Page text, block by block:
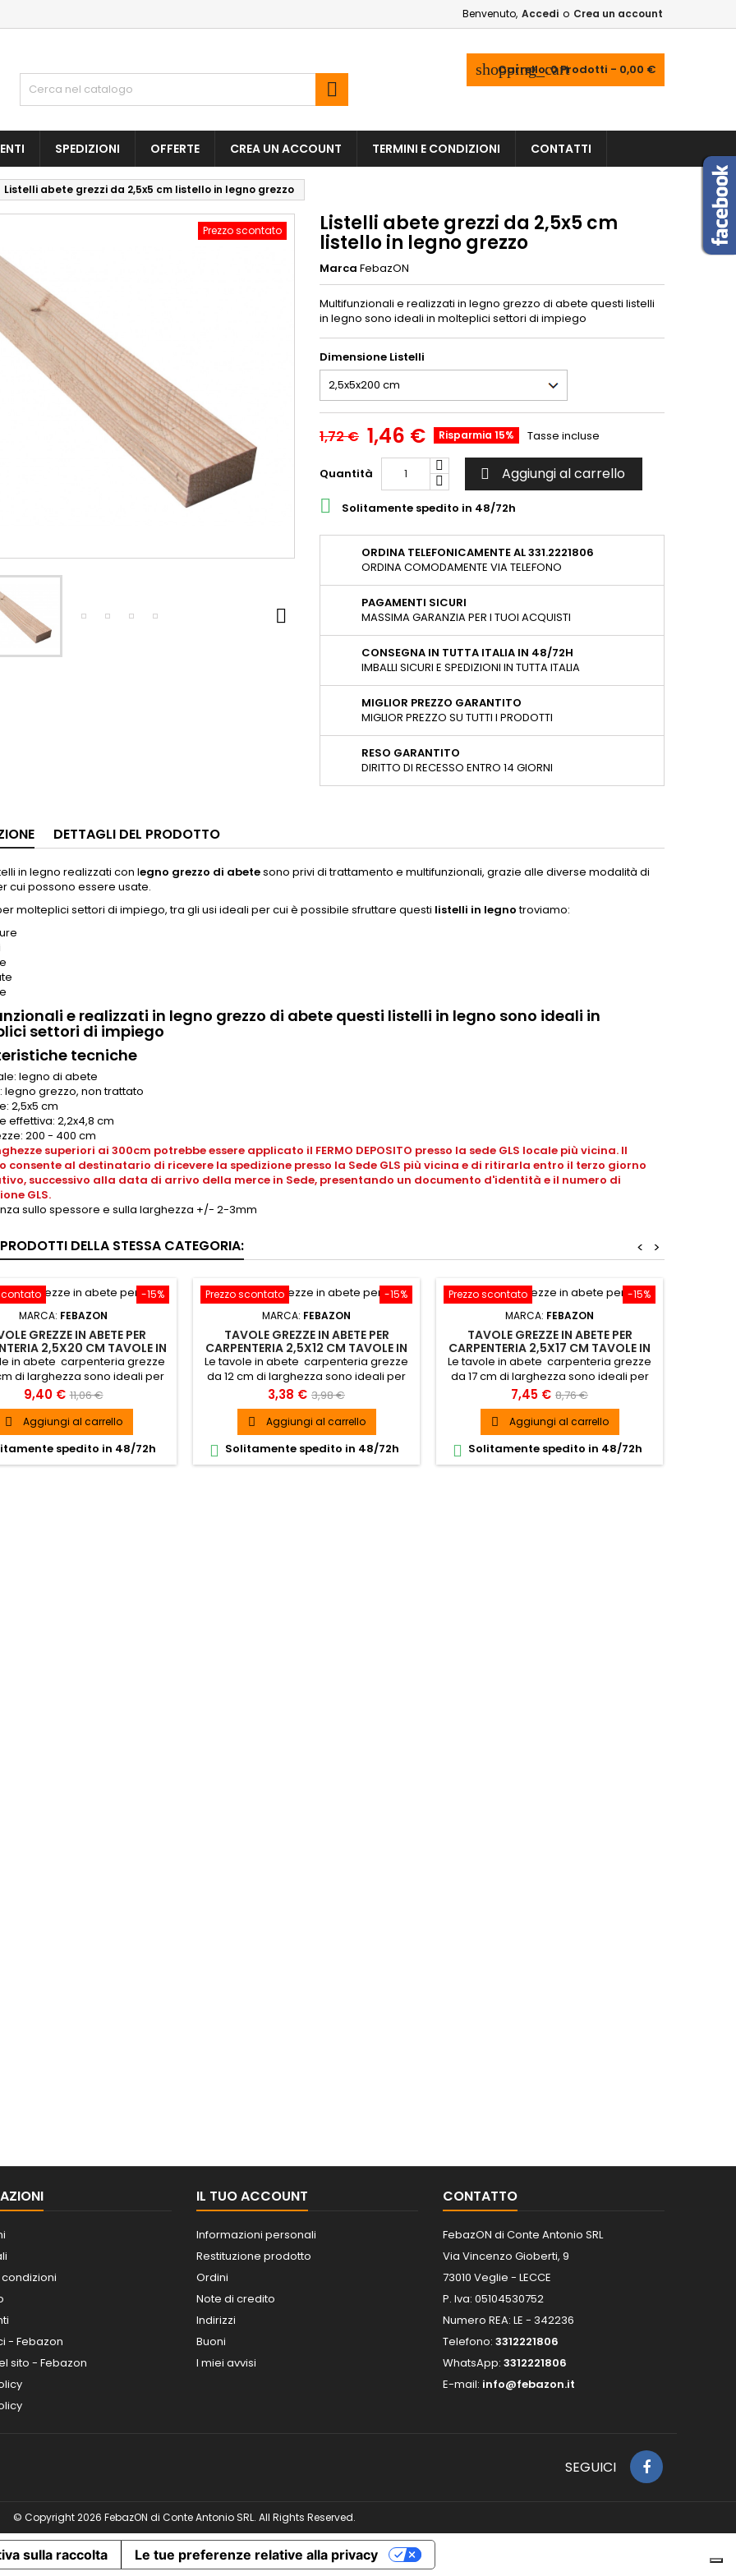
Benvenuto, Accedi o Crea un account
shopping_cart
Carrello:0Prodotti - 0,00 €

SPEDIZIONI OFFERTE CREA UN ACCOUNT TERMINI E CONDIZIONI CONTATTI
Listelli abete grezzi da 2,5x5 cm listello in legno grezzo
Prezzo scontato

Listelli abete grezzi da 2,5x5 cm
listello in legno grezzo
Marca FebazON
Multifunzionali e realizzati in legno grezzo di abete questi listelli
in legno sono ideali in molteplici settori di impiego
Dimensione Listelli
1,72 € 1,46 € Risparmia 15% Tasse incluse
Quantità  Aggiungi al carrello
 Solitamente spedito in 48/72h
ORDINA TELEFONICAMENTE AL 331.2221806
ORDINA COMODAMENTE VIA TELEFONO
PAGAMENTI SICURI
MASSIMA GARANZIA PER I TUOI ACQUISTI
CONSEGNA IN TUTTA ITALIA IN 48/72H
IMBALLI SICURI E SPEDIZIONI IN TUTTA ITALIA
MIGLIOR PREZZO GARANTITO
MIGLIOR PREZZO SU TUTTI I PRODOTTI
RESO GARANTITO
DIRITTO DI RECESSO ENTRO 14 GIORNI
DETTAGLI DEL PRODOTTO
in legno realizzati con legno grezzo di abetesono privi di trattamento e multifunzionali, grazie alle diverse modalità di
cui possono essere usate.
molteplici settori di impiego, tra gli usi ideali per cui è possibile sfruttare questi listelli in legnotroviamo:
e realizzati in legno grezzo di abete questi listelli in legno sono ideali in
settori di impiego
tecniche
legno di abete
legno grezzo, non trattato
2,5x5 cm
effettiva: 2,2x4,8 cm
200 - 400 cm
superiori ai 300cm potrebbe essere applicato il FERMO DEPOSITO presso la sede GLS locale più vicina. Il
consente al destinatario di ricevere la spedizione presso la Sede GLS più vicina e di ritirarla entro il terzo giorno
successivo alla data di arrivo della merce in Sede, presentando un documento d'identità e il numero di
GLS.
sullo spessore e sulla larghezza +/- 2-3mm
DELLA STESSA CATEGORIA: >
<
-15%
MARCA: FEBAZON
GREZZE IN ABETE PER
2,5X20 CM TAVOLE IN
LEGNO
in abete carpenteria grezze
di larghezza sono ideali per
sia all’interno che all’esterno
Prezzo
9,40 € Prezzo
base
11,06 €
 Aggiungi al carrello
spedito in 48/72h
-15%
Prezzo scontato
MARCA: FEBAZON
TAVOLE GREZZE IN ABETE PER
CARPENTERIA 2,5X12 CM TAVOLE IN
LEGNO
Le tavole in abete carpenteria grezze
da 12 cm di larghezza sono ideali per
un uso sia all’interno che all’esterno
Prezzo
3,38 € Prezzo
base
3,98 €
 Aggiungi al carrello
 Solitamente spedito in 48/72h
-15%
Prezzo scontato
MARCA: FEBAZON
TAVOLE GREZZE IN ABETE PER
CARPENTERIA 2,5X17 CM TAVOLE IN
LEGNO
Le tavole in abete carpenteria grezze
da 17 cm di larghezza sono ideali per
un uso sia all’interno che all’esterno
Prezzo
7,45 € Prezzo
base
8,76 €
 Aggiungi al carrello
 Solitamente spedito in 48/72h
- Febazon
sito - Febazon
IL TUO ACCOUNT
Informazioni personali
Restituzione prodotto
Ordini
Note di credito
Indirizzi
Buoni
I miei avvisi
CONTATTO
FebazON di Conte Antonio SRL
Via Vincenzo Gioberti, 9
73010 Veglie - LECCE
P. Iva: 05104530752
Numero REA: LE - 342236
Telefono: 3312221806
WhatsApp: 3312221806
E-mail: info@febazon.it
SEGUICI
© Copyright 2026 FebazON di Conte Antonio SRL. All Rights Reserved.
sulla raccolta Le tue preferenze relative alla privacy